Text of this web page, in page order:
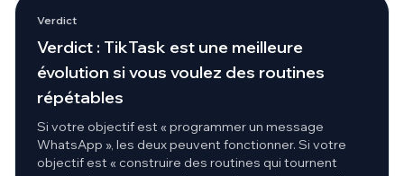
Verdict
Verdict : TikTask est une meilleure
évolution si vous voulez des routines
répétables
Si votre objectif est « programmer un message
WhatsApp », les deux peuvent fonctionner. Si votre
objectif est « construire des routines qui tournent